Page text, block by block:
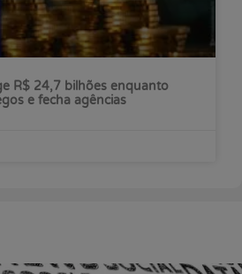
R$ 24,7 bilhões enquanto
e fecha agências